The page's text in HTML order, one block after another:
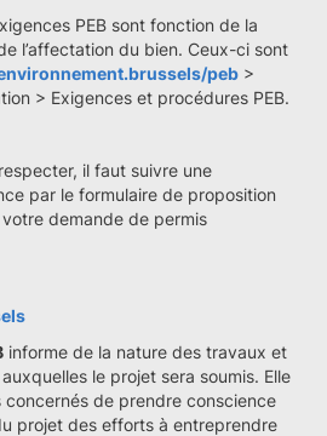
PEB sont fonction de la
l’affectation du bien. Ceux-ci sont
peb >
> Exigences et procédures PEB.
il faut suivre une
par le formulaire de proposition
votre demande de permis
informe de la nature des travaux et
le projet sera soumis. Elle
de prendre conscience
projet des efforts à entreprendre